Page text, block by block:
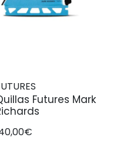
Futures Mark